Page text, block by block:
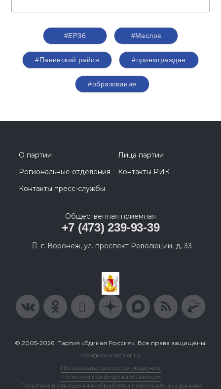
#ЕР36 #Маслов
#Панинский район #приемграждан
#образование
О партии
Лица партии
Региональные отделения
Контакты РИК
Контакты пресс-службы
Общественная приемная
+7 (473) 239-93-39
г. Воронеж, ул. проспект Революции, д. 33
© 2005-2026, Партия «Единая Россия». Все права защищены.
info@voronezh.er.ru
Пользовательское соглашение
Политика конфиденциальности
Политика в отношении обработки персональных данных